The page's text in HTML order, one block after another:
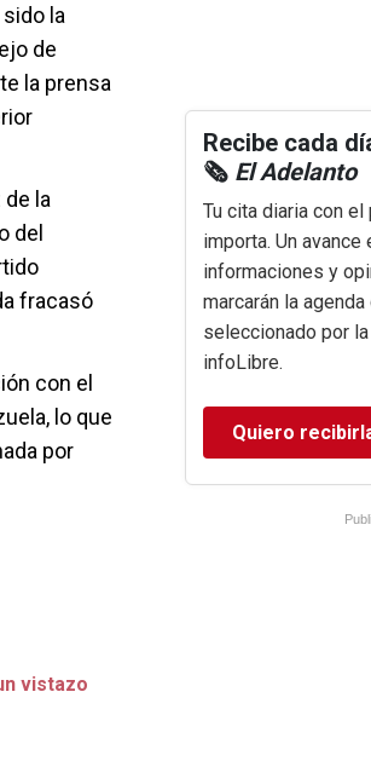
la
de
la prensa
la
del
fracasó
con el
lo que
por
vistazo
Recibe cada
🗞️ El Adelanto
Tu cita diaria con
importa. Un
informaciones y
marcarán la
seleccionado por
infoLibre.
Quiero